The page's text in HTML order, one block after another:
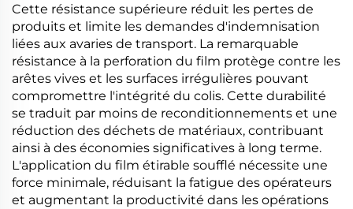
Cette résistance supérieure réduit les pertes de
produits et limite les demandes d'indemnisation
liées aux avaries de transport. La remarquable
résistance à la perforation du film protège contre les
arêtes vives et les surfaces irrégulières pouvant
compromettre l'intégrité du colis. Cette durabilité
se traduit par moins de reconditionnements et une
réduction des déchets de matériaux, contribuant
ainsi à des économies significatives à long terme.
L'application du film étirable soufflé nécessite une
force minimale, réduisant la fatigue des opérateurs
et augmentant la productivité dans les opérations